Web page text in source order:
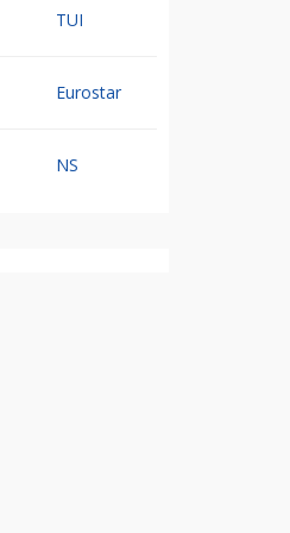
TUI
Eurostar
NS